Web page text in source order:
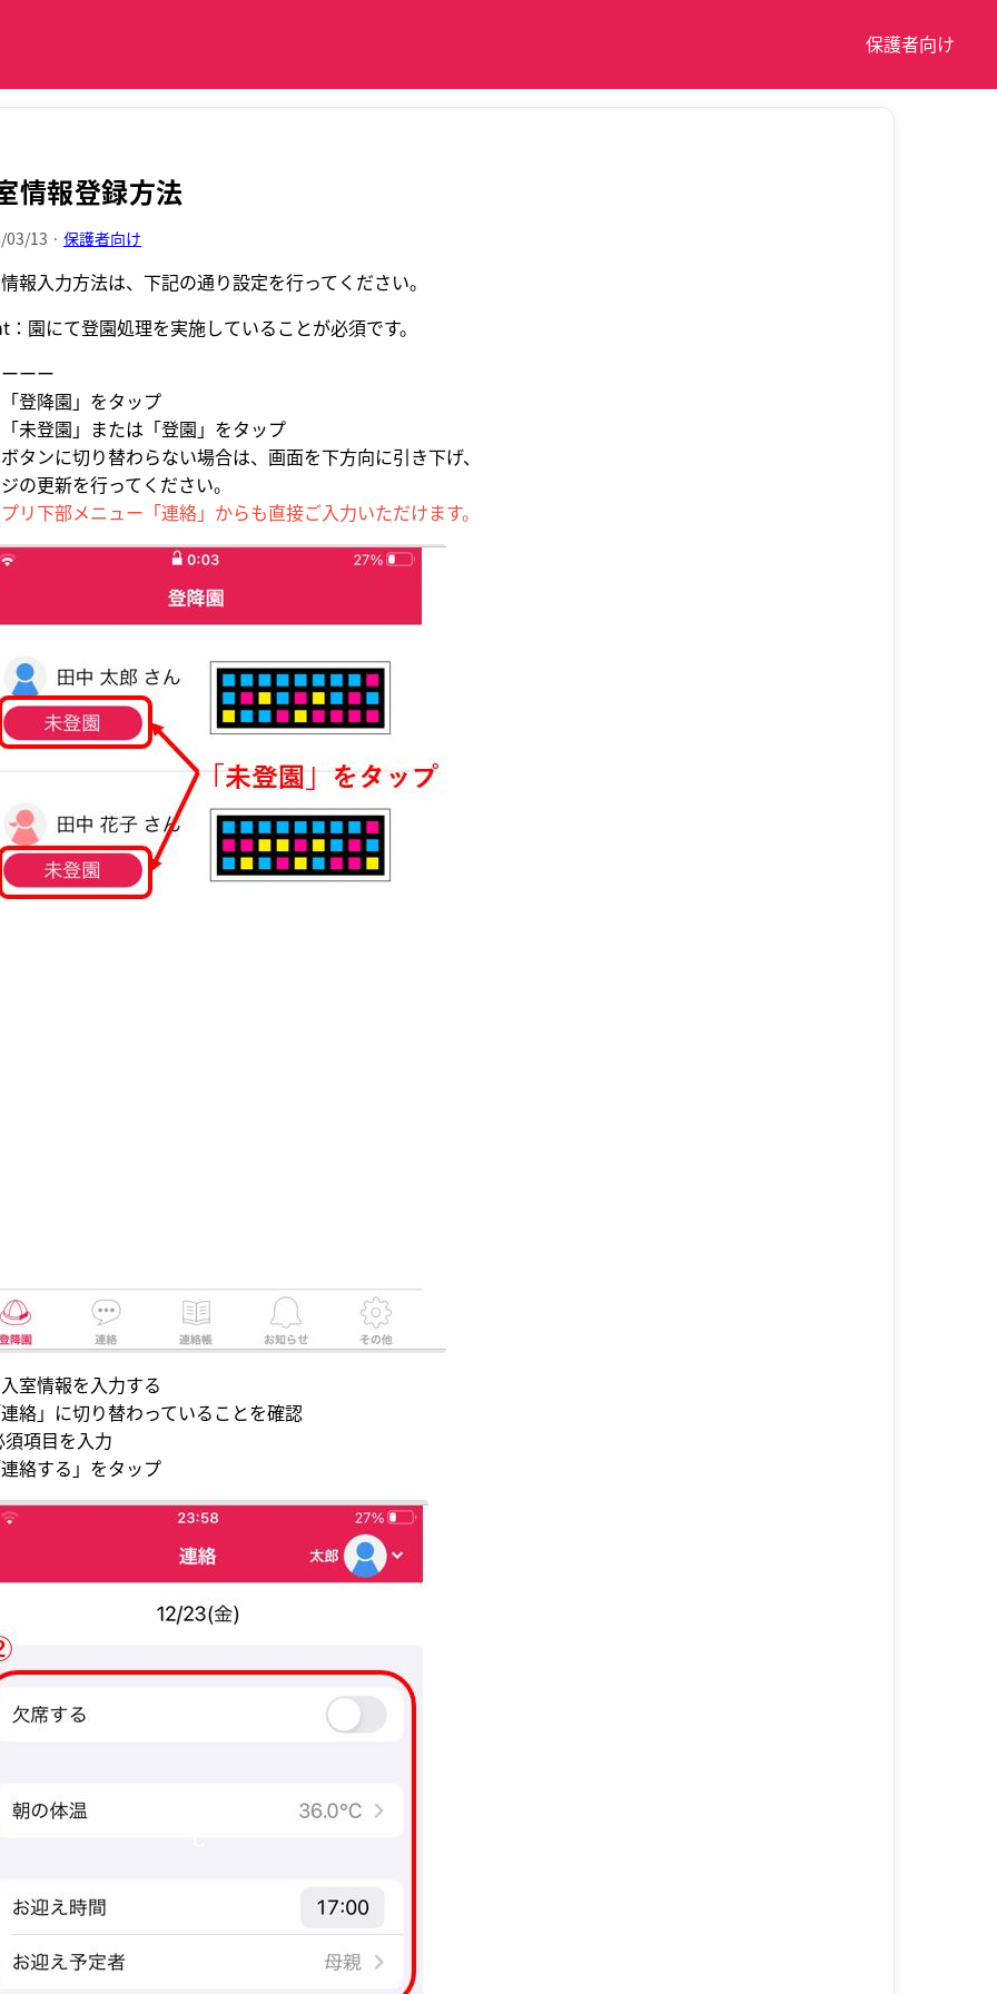
保護者向け
情報登録方法
03/13 · 保護者向け
報入力方法は、下記の通り設定を行ってください。
：園にて登園処理を実施していることが必須です。
ーー
登降園」をタップ
未登園」または「登園」をタップ
タンに切り替わらない場合は、画面を下方向に引き下げ、
の更新を行ってください。
リ下部メニュー「連絡」からも直接ご入力いただけます。
室情報を入力する
絡」に切り替わっていることを確認
項目を入力
絡する」をタップ